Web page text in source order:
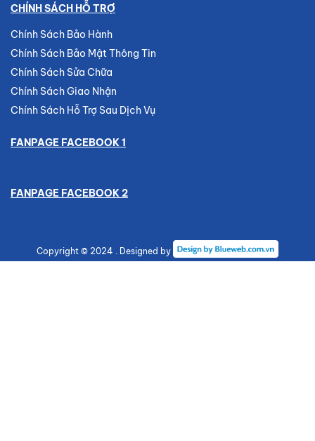
CHÍNH SÁCH HỖ TRỢ
Chính Sách Bảo Hành
Chính Sách Bảo Mật Thông Tin
Chính Sách Sửa Chữa
Chính Sách Giao Nhận
Chính Sách Hỗ Trợ Sau Dịch Vụ
FANPAGE FACEBOOK 1
FANPAGE FACEBOOK 2
Copyright © 2024 . Designed by